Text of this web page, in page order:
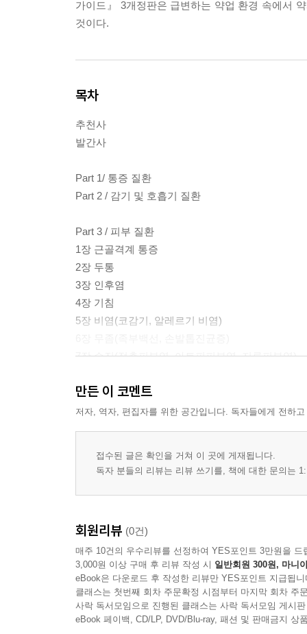
가이드』 3개정판은 급변하는 약업 환경 속에서
것이다.
목차
추천사
발간사
Part 1/ 통증 질환
Part 2 / 감기 및 호흡기 질환
Part 3 / 피부 질환
1장 근골격계 통증
2장 두통
3장 인후염
4장 기침
5장 비염(코감기, 알레르기 비염)
7장 습진(접촉피부염, 아토피피부염, 지루피부염)
9장 상처관리
10장 여드름
12장 탈모
Part 4 / 안과 질환
Part 6 / 위장 질환
Part 7 / 장 질환
Part 8 / 여성 질환
13장 결막염·안검염·다래끼
14장 안구건조증
만든 이 코멘트
저자, 역자, 편집자를 위한 공간입니다. 독자들에게 전하
접수된 글은 확인을 거쳐 이 곳에 게재됩니다.
독자 분들의 리뷰는 리뷰 쓰기를, 책에 대한 문의는
회원리뷰 (0건)
매주 10건의 우수리뷰를 선정하여 YES포인트 3만원을 드
3,000원 이상 구매 후 리뷰 작성 시 일반회원 300원, 마니
eBook은 다운로드 후 작성한 리뷰만 YES포인트 지급됩니
클래스는 첫번째 회차 주문확정 시점부터 마지막 회차 주
사락 독서모임으로 진행된 클래스는 사락 독서모임 게시
eBook 페이백, CD/LP, DVD/Blu-ray, 패션 및 판매금지 상